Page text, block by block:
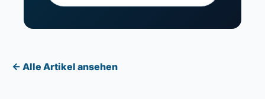
← Alle Artikel ansehen